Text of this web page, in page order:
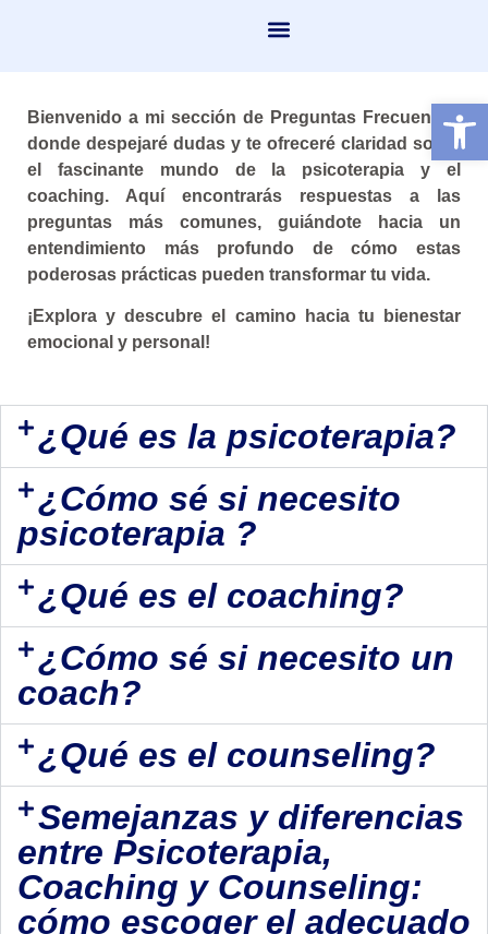
Abrir
Bienvenido a mi sección de Preguntas Frecuentes,
donde despejaré dudas y te ofreceré claridad sobre
el fascinante mundo de la psicoterapia y el
coaching. Aquí encontrarás respuestas a las
preguntas más comunes, guiándote hacia un
entendimiento más profundo de cómo estas
poderosas prácticas pueden transformar tu vida.
¡Explora y descubre el camino hacia tu bienestar
emocional y personal!
¿Qué es la psicoterapia?
¿Cómo sé si necesito
psicoterapia ?
¿Qué es el coaching?
¿Cómo sé si necesito un
coach?
¿Qué es el counseling?
Semejanzas y diferencias
entre Psicoterapia,
Coaching y Counseling:
cómo escoger el adecuado